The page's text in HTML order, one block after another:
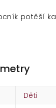
potěší
Děti